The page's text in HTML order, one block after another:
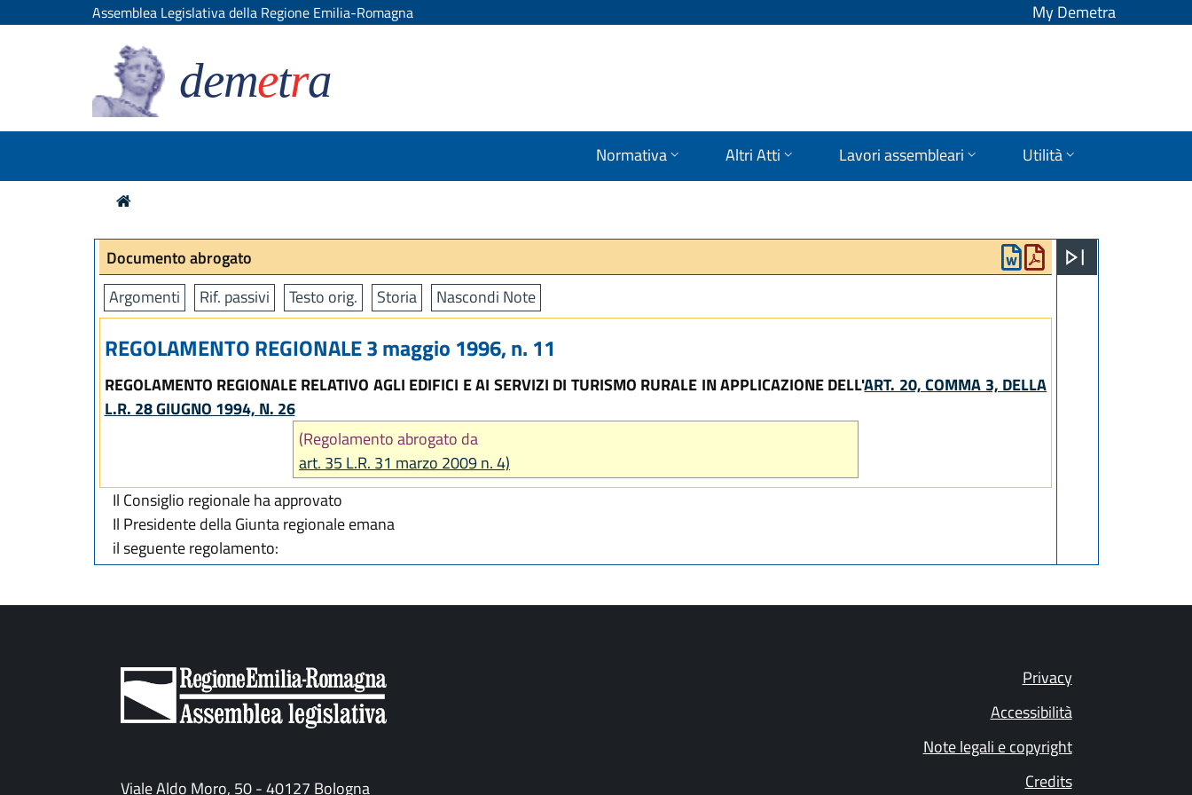
Assemblea Legislativa della Regione Emilia-Romagna My Demetra
demetra
Normativa Altri Atti Lavori assembleari Utilità
Documento abrogato
Argomenti
Rif. passivi Testo orig. Storia Nascondi Note
REGOLAMENTO REGIONALE 3 maggio 1996, n. 11
REGOLAMENTO REGIONALE RELATIVO AGLI EDIFICI E AI SERVIZI DI TURISMO RURALE IN APPLICAZIONE DELL'ART. 20, COMMA 3, DELLA
L.R. 28 GIUGNO 1994, N. 26
(Regolamento abrogato da
art. 35 L.R. 31 marzo 2009 n. 4)
Il Consiglio regionale ha approvato
Il Presidente della Giunta regionale emana
il seguente regolamento:
Viale Aldo Moro, 50 - 40127 Bologna
Privacy
Accessibilità
Note legali e copyright
Credits